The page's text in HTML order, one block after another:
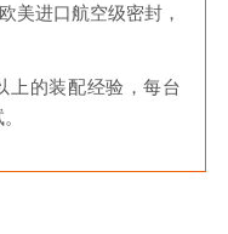
美进口航空级密封，
上的装配经验，每台